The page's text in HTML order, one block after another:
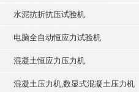
水泥抗折抗压试验机
电脑全自动恒应力试验机
混凝土恒应力压力机
混凝土压力机,数显式混凝土压力机